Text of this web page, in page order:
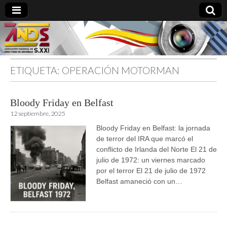
directoresdeseguridad.es
ETIQUETA: OPERACIÓN MOTORMAN
Bloody Friday en Belfast
12 septiembre, 2025
Bloody Friday en Belfast: la jornada
de terror del IRA que marcó el
conflicto de Irlanda del Norte El 21 de
julio de 1972: un viernes marcado
por el terror El 21 de julio de 1972
Belfast amaneció con un…